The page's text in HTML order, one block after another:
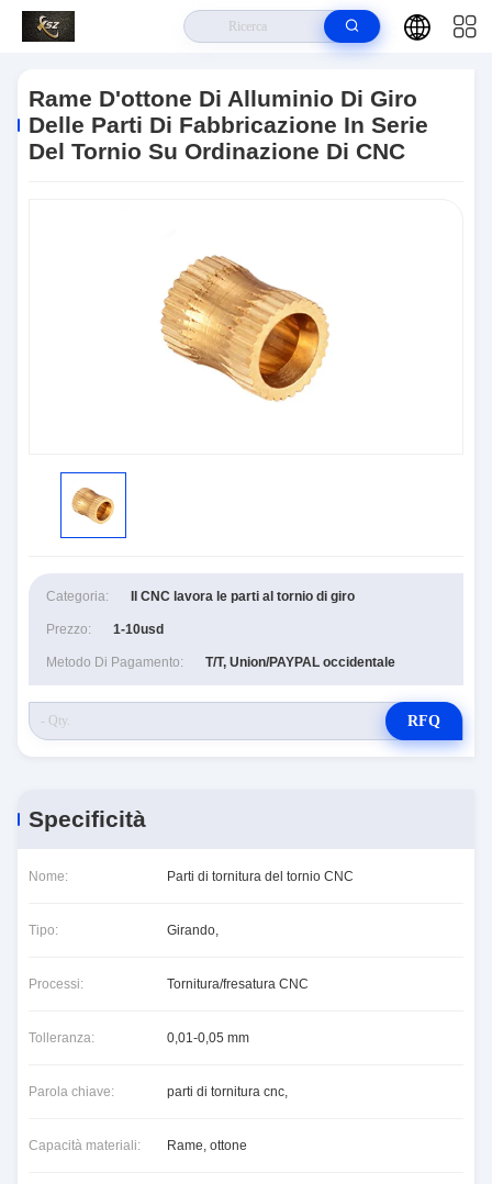
D'ottone Di Alluminio Di Giro Delle Parti Di Fabbricazione In Serie Del Tornio
Su Ordinazione Di CNC
Rame D'ottone Di Alluminio Di Giro
Delle Parti Di Fabbricazione In Serie
Del Tornio Su Ordinazione Di CNC
Categoria: Il CNC lavora le parti al tornio di giro
Prezzo: 1-10usd
Metodo Di Pagamento: T/T, Union/PAYPAL occidentale
RFQ
Specificità
Nome: Parti di tornitura del tornio CNC
Tipo: Girando,
Processi: Tornitura/fresatura CNC
Tolleranza: 0,01-0,05 mm
Parola chiave: parti di tornitura cnc,
Capacità materiali: Rame, ottone